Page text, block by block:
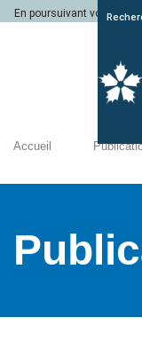
En poursuivant votre
Accueil